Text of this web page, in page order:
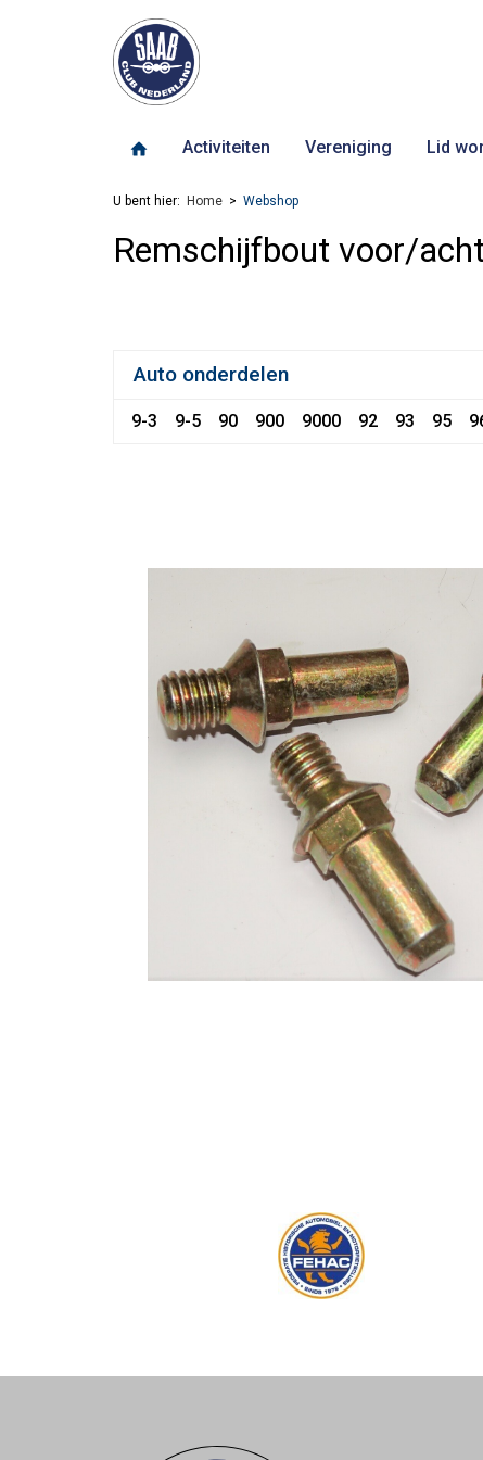
Activiteiten Vereniging Lid
U bent hier: Home Webshop
Remschijfbout voor/
Auto onderdelen
9-3 9-5 90 900 9000 92 93 95